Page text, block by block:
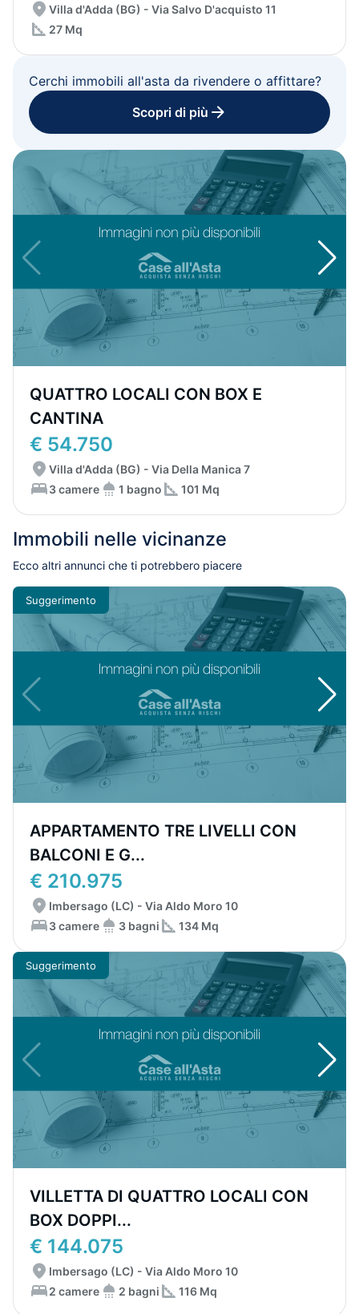
Villa d'Adda (BG) - Via Salvo D'acquisto 11
27 Mq
Cerchi immobili all'asta da rivendere o affittare?
Scopri di più
QUATTRO LOCALI CON BOX E
CANTINA
€ 54.750
Villa d'Adda (BG) - Via Della Manica 7
3 camere
1 bagno 101 Mq
Immobili nelle vicinanze
Ecco altri annunci che ti potrebbero piacere
Suggerimento
APPARTAMENTO TRE LIVELLI CON
BALCONI E G...
€ 210.975
Imbersago (LC) - Via Aldo Moro 10
3 camere
3 bagni 134 Mq
Suggerimento
VILLETTA DI QUATTRO LOCALI CON
BOX DOPPI...
€ 144.075
Imbersago (LC) - Via Aldo Moro 10
2 camere
2 bagni 116 Mq